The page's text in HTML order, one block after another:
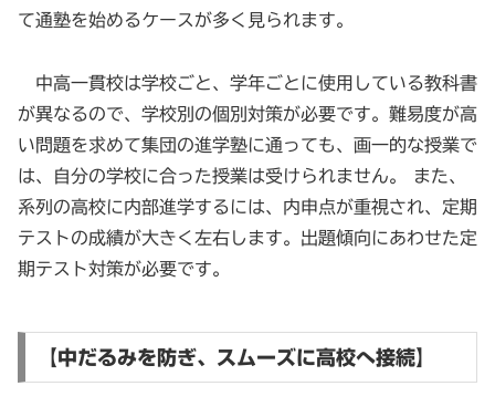
て通塾を始めるケースが多く見られます。
中高一貫校は学校ごと、学年ごとに使用している教科書
が異なるので、学校別の個別対策が必要です。難易度が高
い問題を求めて集団の進学塾に通っても、画一的な授業で
は、自分の学校に合った授業は受けられません。 また、
系列の高校に内部進学するには、内申点が重視され、定期
テストの成績が大きく左右します。出題傾向にあわせた定
期テスト対策が必要です。
【中だるみを防ぎ、スムーズに高校へ接続】